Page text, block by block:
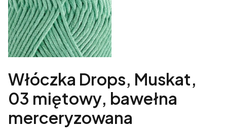
Włóczka Drops, Muskat,
03 miętowy, bawełna
merceryzowana